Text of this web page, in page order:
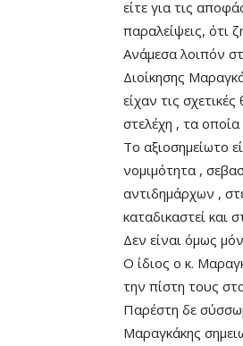
είτε για τις
παραλείψεις, ότι
Ανάμεσα λοιπόν
Διοίκησης
είχαν τις
στελέχη , τα
Το αξιοσημείωτο
νομιμότητα ,
αντιδημάρχων ,
καταδικαστεί και
Δεν είναι όμως
Ο ίδιος ο κ.
την πίστη τους
Παρέστη δε
Μαραγκάκης